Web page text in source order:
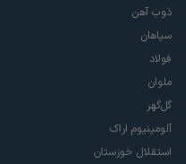
ذوب آهن
سپاهان
فولاد
ملوان
گل‌گهر
آلومینیوم اراک
استقلال خوزستان